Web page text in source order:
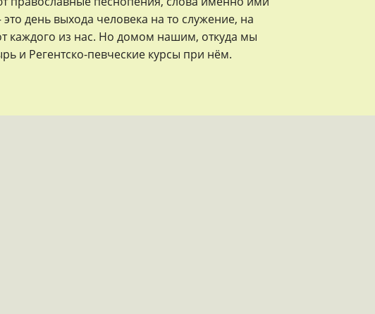
день выхода человека на то служение, на
каждого из нас. Но домом нашим, откуда мы
и Регентско-певческие курсы при нём.